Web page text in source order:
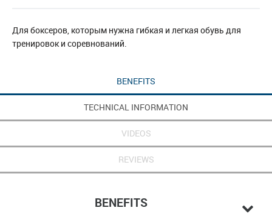
Для боксеров, которым нужна гибкая и легкая обувь для
тренировок и соревнований.
BENEFITS
TECHNICAL INFORMATION
VIDEOS
REVIEWS
BENEFITS